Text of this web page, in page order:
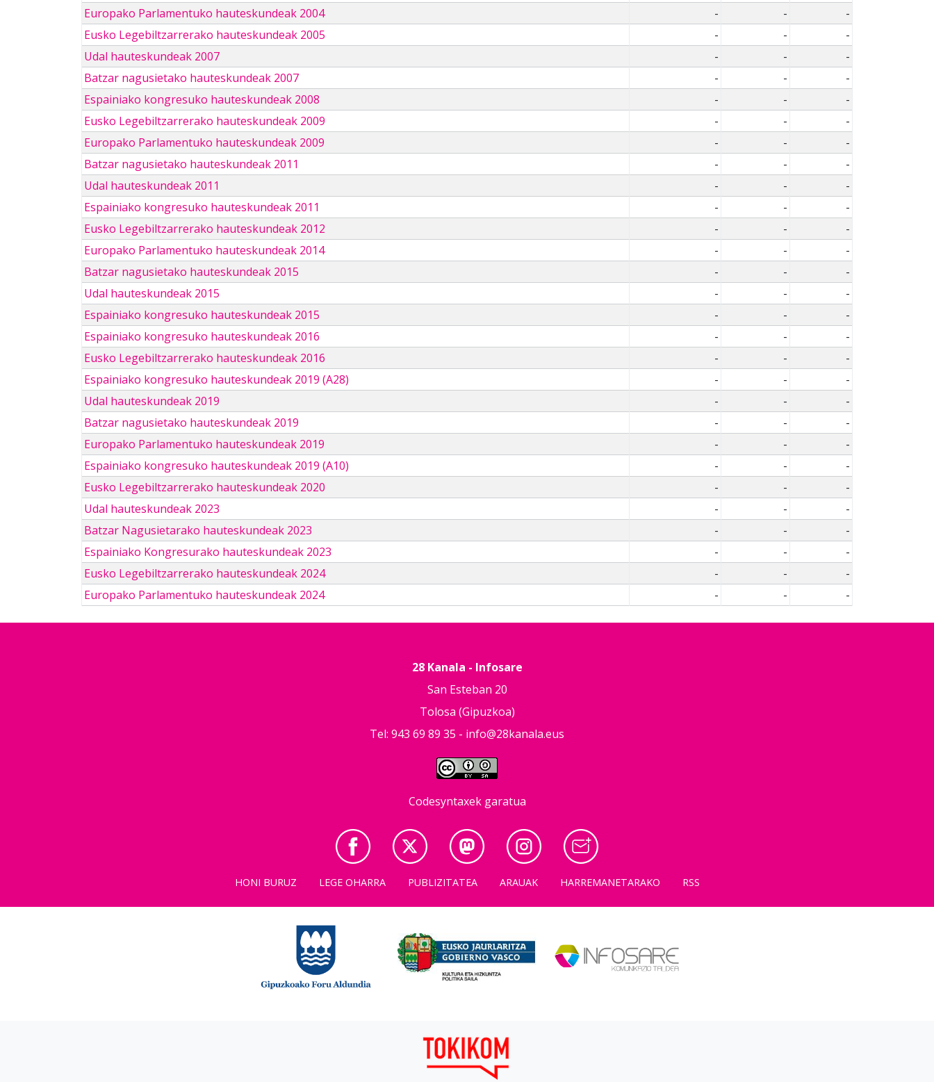
Europako Parlamentuko hauteskundeak 2004
- -
-
Eusko Legebiltzarrerako hauteskundeak 2005
- -
-
Udal hauteskundeak 2007
- -
-
Batzar nagusietako hauteskundeak 2007
- -
-
Espainiako kongresuko hauteskundeak 2008
- -
-
Eusko Legebiltzarrerako hauteskundeak 2009
- -
-
Europako Parlamentuko hauteskundeak 2009
- -
-
Batzar nagusietako hauteskundeak 2011
- -
-
Udal hauteskundeak 2011
- -
-
Espainiako kongresuko hauteskundeak 2011
- -
-
Eusko Legebiltzarrerako hauteskundeak 2012
- -
-
Europako Parlamentuko hauteskundeak 2014
- -
-
Batzar nagusietako hauteskundeak 2015
- -
-
Udal hauteskundeak 2015
- -
-
Espainiako kongresuko hauteskundeak 2015
- -
-
Espainiako kongresuko hauteskundeak 2016
- -
-
Eusko Legebiltzarrerako hauteskundeak 2016
- -
-
Espainiako kongresuko hauteskundeak 2019 (A28)
- -
-
Udal hauteskundeak 2019
- -
-
Batzar nagusietako hauteskundeak 2019
- -
-
Europako Parlamentuko hauteskundeak 2019
- -
-
Espainiako kongresuko hauteskundeak 2019 (A10)
- -
-
Eusko Legebiltzarrerako hauteskundeak 2020
- -
-
Udal hauteskundeak 2023
- -
-
Batzar Nagusietarako hauteskundeak 2023
- -
-
Espainiako Kongresurako hauteskundeak 2023
- -
-
Eusko Legebiltzarrerako hauteskundeak 2024
- -
-
Europako Parlamentuko hauteskundeak 2024
- - -
28 Kanala - Infosare
San Esteban 20
Tolosa (Gipuzkoa)
Tel: 943 69 89 35 - info@28kanala.eus
Codesyntaxek garatua
HONI BURUZ LEGE OHARRA PUBLIZITATEA ARAUAK HARREMANETARAKO RSS